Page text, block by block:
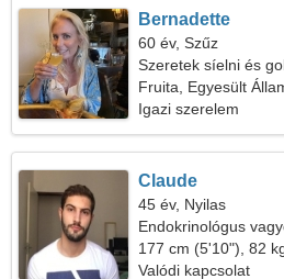
Bernadette
60 év, Szűz
Szeretek síelni és
Fruita, Egyesült
Igazi szerelem
Claude
45 év, Nyilas
Endokrinológus
177 cm (5'10"), 82
Valódi kapcsolat